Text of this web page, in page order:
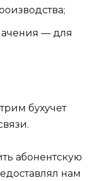
— для
бухучет
абонентскую
нам